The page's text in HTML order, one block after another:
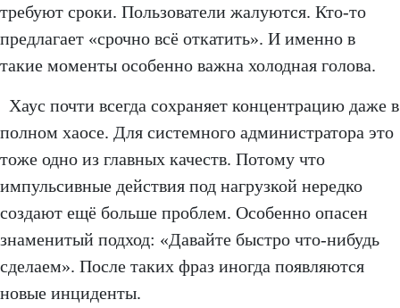
требуют сроки. Пользователи жалуются. Кто-то
предлагает «срочно всё откатить». И именно в
такие моменты особенно важна холодная голова.
Хаус почти всегда сохраняет концентрацию даже в
полном хаосе. Для системного администратора это
тоже одно из главных качеств. Потому что
импульсивные действия под нагрузкой нередко
создают ещё больше проблем. Особенно опасен
знаменитый подход: «Давайте быстро что-нибудь
сделаем». После таких фраз иногда появляются
новые инциденты.